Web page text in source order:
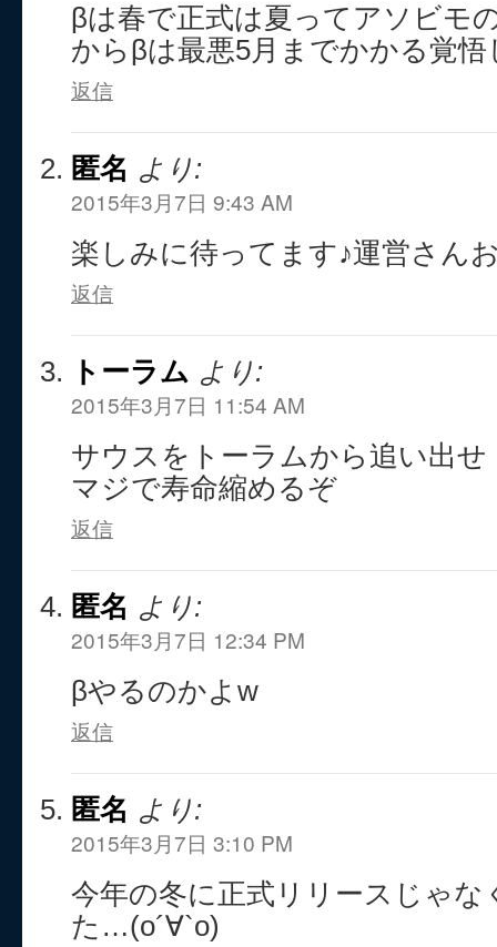
βは春で正式は夏ってアソビモ
からβは最悪5月までかかる覚悟
返信
匿名 より:
2015年3月7日 9:43 AM
楽しみに待ってます♪運営さん
返信
トーラム より:
2015年3月7日 11:54 AM
サウスをトーラムから追い出せ
マジで寿命縮めるぞ
返信
匿名 より:
2015年3月7日 12:34 PM
βやるのかよw
返信
匿名 より:
2015年3月7日 3:10 PM
今年の冬に正式リリースじゃな
た…(о´∀`о)